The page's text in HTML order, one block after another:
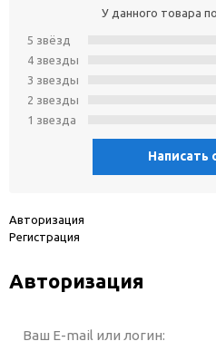
У данного товара
5 звёзд
4 звeзды
3 звeзды
2 звeзды
1 звeзда
Написать
Авторизация
Регистрация
Авторизация
Ваш E-mail или логин: